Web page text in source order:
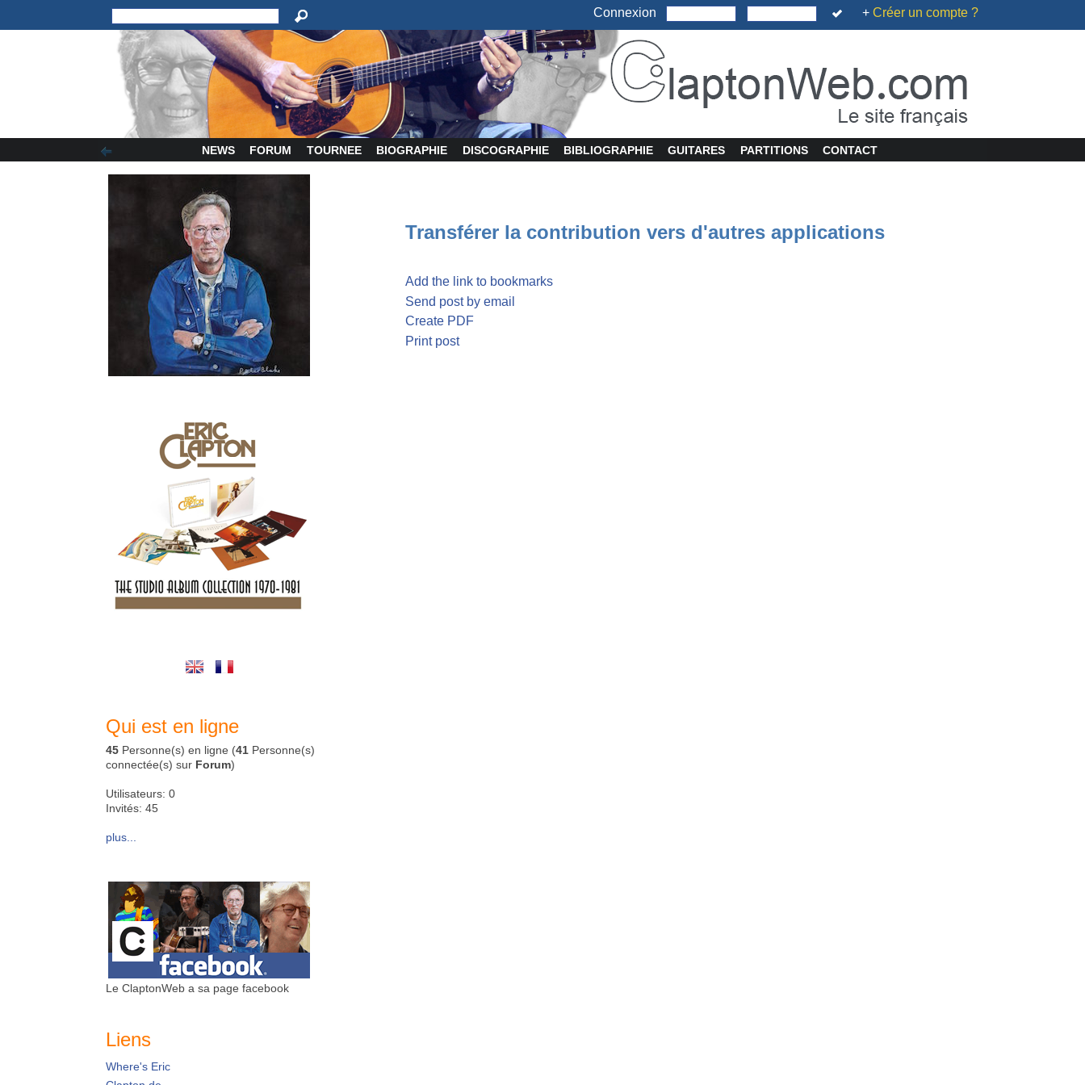
Connexion + Créer un compte ?
NEWS FORUM TOURNEE BIOGRAPHIE DISCOGRAPHIE BIBLIOGRAPHIE GUITARES PARTITIONS CONTACT
Qui est en ligne
45 Personne(s) en ligne (41 Personne(s)
connectée(s) sur Forum)
Utilisateurs: 0
Invités: 45
plus...
Le ClaptonWeb a sa page facebook
Liens
Where's Eric
Transférer la contribution vers d'autres applications
Add the link to bookmarks
Send post by email
Create PDF
Print post